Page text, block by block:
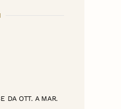
DA OTT. A MAR.